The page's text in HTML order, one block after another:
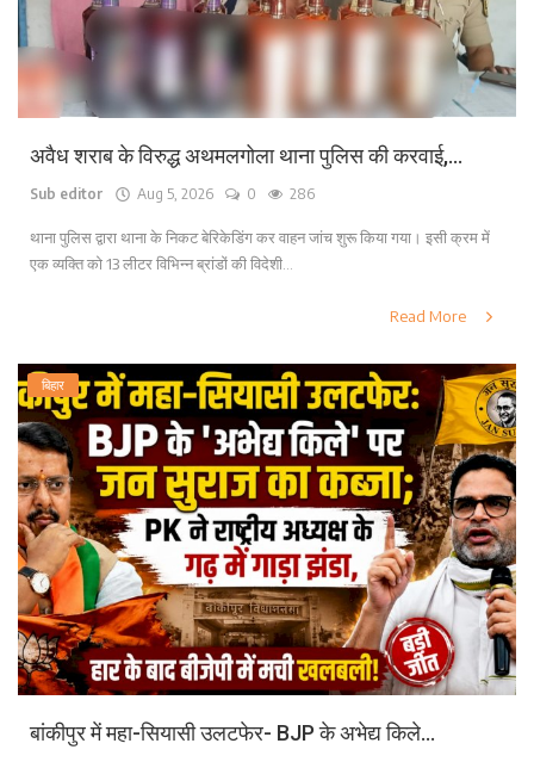
अवैध शराब के विरुद्ध अथमलगोला थाना पुलिस की करवाई,...
Sub editor Aug 5, 2026 0 286
थाना पुलिस द्वारा थाना के निकट बेरिकेडिंग कर वाहन जांच शुरू किया गया। इसी क्रम में
एक व्यक्ति को 13 लीटर विभिन्न ब्रांडों की विदेशी...
Read More
बिहार
बांकीपुर में महा-सियासी उलटफेर- BJP के अभेद्य किले...